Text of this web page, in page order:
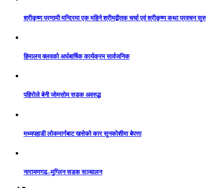
श्रीकृष्ण प्रणामी मन्दिरमा एक महिने श्रीमद्बीतक चर्चा एवं श्रीकृष्ण कथा प्रवचन सुरु
हिमालय क्लवको अर्धबार्षिक कार्यक्रम सार्वजनिक
पहिरोले बेनी जोमसोम सडक अवरुद्ध
मध्यपहाडी लोकमार्गबाट खसेको कार सुनकोशीमा बेपत्ता
नारायणगढ–मुग्लिन सडक सञ्चालन